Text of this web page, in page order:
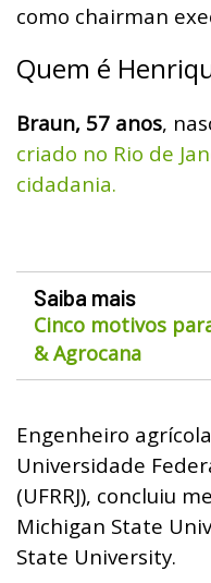
como chairman
Quem é
Braun, 57 anos,
criado no Rio de
cidadania.
Saiba mais
Cinco motivos
& Agrocana
Engenheiro
Universidade
(UFRRJ), concluiu
Michigan State
State University.